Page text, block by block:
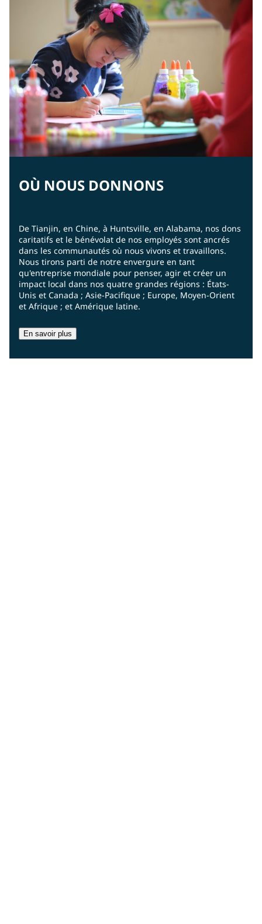
OÙ NOUS DONNONS
De Tianjin, en Chine, à Huntsville, en Alabama, nos dons
caritatifs et le bénévolat de nos employés sont ancrés
dans les communautés où nous vivons et travaillons.
Nous tirons parti de notre envergure en tant
qu'entreprise mondiale pour penser, agir et créer un
impact local dans nos quatre grandes régions : États-
Unis et Canada ; Asie-Pacifique ; Europe, Moyen-Orient
et Afrique ; et Amérique latine.
En savoir plus